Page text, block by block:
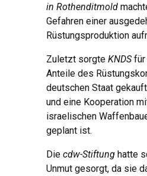
in Rothenditmold
Gefahren einer
Rüstungsproduktion
Zuletzt sorgte KNDSfür
Anteile des
deutschen Staat
und eine Kooperation
israelischen
geplant ist.
Die cdw-Stiftung hatte
Unmut gesorgt, da sie